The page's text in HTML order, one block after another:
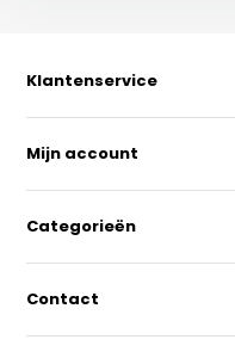
Klantenservice
Mijn account
Categorieën
Contact